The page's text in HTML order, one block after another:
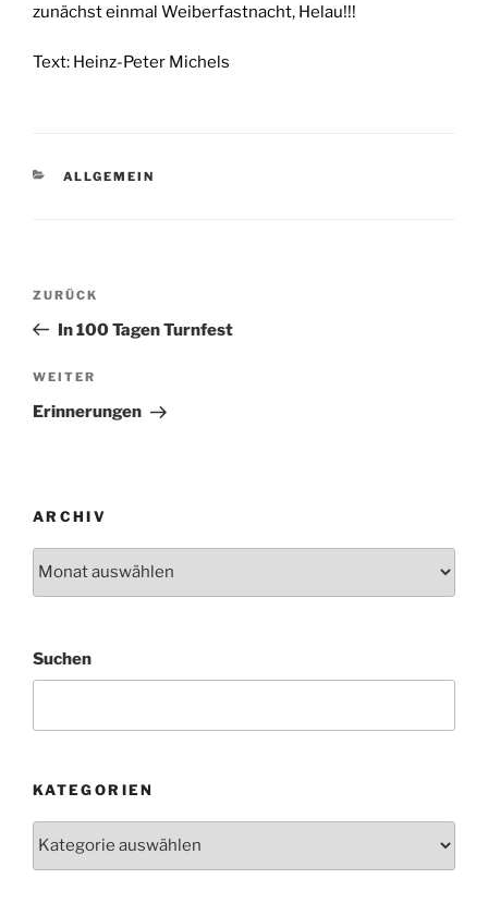
zunächst einmal Weiberfastnacht, Helau!!!
Text: Heinz-Peter Michels
KATEGORIEN
ALLGEMEIN
Beitragsnavigation
Vorheriger
Beitrag
ZURÜCK
In 100 Tagen Turnfest
Nächster
Beitrag
WEITER
Erinnerungen
ARCHIV
Suchen
KATEGORIEN